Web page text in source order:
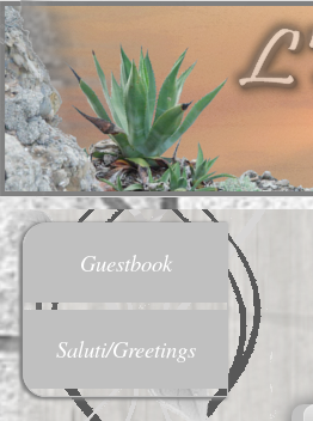
Guestbook
Saluti/Greetings